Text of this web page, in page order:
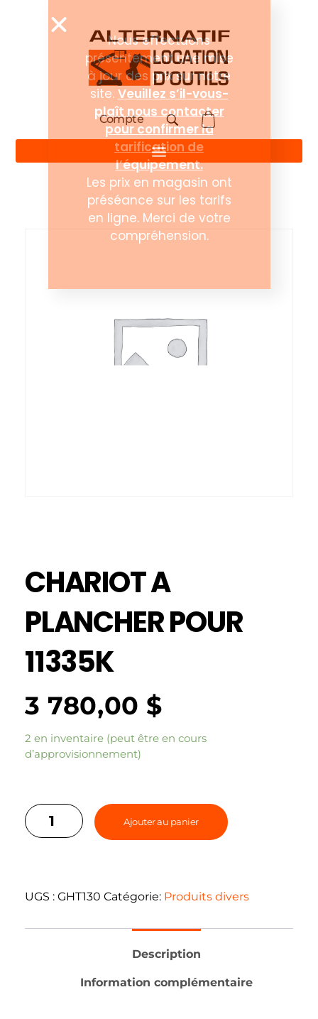
Compte
CHARIOT A
PLANCHER POUR
11335K
3 780,00 $
2 en inventaire (peut être en cours
d’approvisionnement)
Ajouter au panier
UGS : GHT130 Catégorie: Produits divers
Description
Information complémentaire